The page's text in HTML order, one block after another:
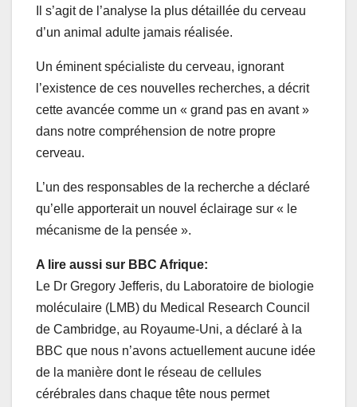
Il s’agit de l’analyse la plus détaillée du cerveau
d’un animal adulte jamais réalisée.
Un éminent spécialiste du cerveau, ignorant
l’existence de ces nouvelles recherches, a décrit
cette avancée comme un « grand pas en avant »
dans notre compréhension de notre propre
cerveau.
L’un des responsables de la recherche a déclaré
qu’elle apporterait un nouvel éclairage sur « le
mécanisme de la pensée ».
A lire aussi sur BBC Afrique:
Le Dr Gregory Jefferis, du Laboratoire de biologie
moléculaire (LMB) du Medical Research Council
de Cambridge, au Royaume-Uni, a déclaré à la
BBC que nous n’avons actuellement aucune idée
de la manière dont le réseau de cellules
cérébrales dans chaque tête nous permet